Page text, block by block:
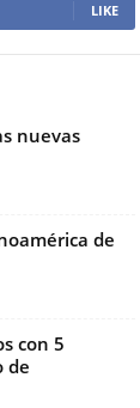
LIKE
nuevas
de
con 5
de